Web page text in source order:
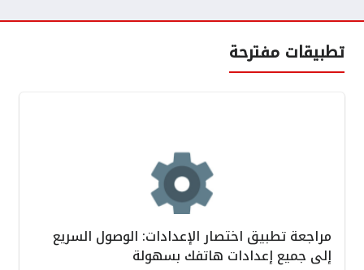
تطبيقات مفترحة
مراجعة تطبيق اختصار الإعدادات: الوصول السريع
إلى جميع إعدادات هاتفك بسهولة